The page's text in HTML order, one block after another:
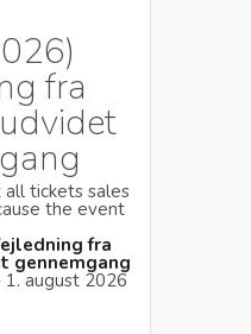
fra
tickets sales
the event
fra
gennemgang
august 2026